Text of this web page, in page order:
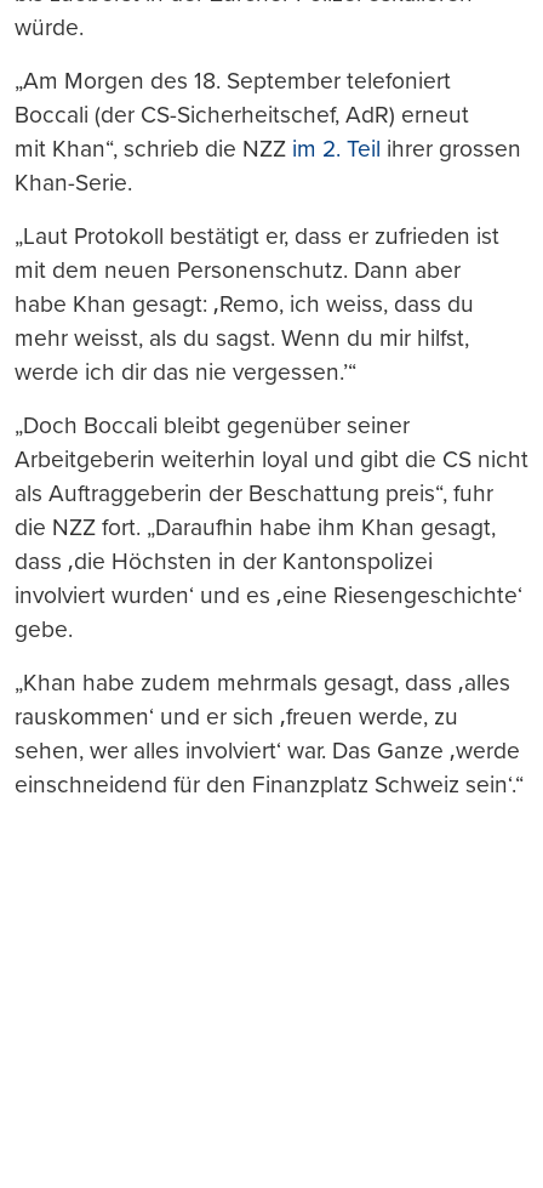
würde.
„Am Morgen des 18. September telefoniert
Boccali (der CS-Sicherheitschef, AdR) erneut
mit Khan“, schrieb die NZZ im 2. Teil ihrer grossen
Khan-Serie.
„Laut Protokoll bestätigt er, dass er zufrieden ist
mit dem neuen Personenschutz. Dann aber
habe Khan gesagt: ‚Remo, ich weiss, dass du
mehr weisst, als du sagst. Wenn du mir hilfst,
werde ich dir das nie vergessen.’“
„Doch Boccali bleibt gegenüber seiner
Arbeitgeberin weiterhin loyal und gibt die CS nicht
als Auftraggeberin der Beschattung preis“, fuhr
die NZZ fort. „Daraufhin habe ihm Khan gesagt,
dass ‚die Höchsten in der Kantonspolizei
involviert wurden‘ und es ‚eine Riesengeschichte‘
gebe.
„Khan habe zudem mehrmals gesagt, dass ‚alles
rauskommen‘ und er sich ‚freuen werde, zu
sehen, wer alles involviert‘ war. Das Ganze ‚werde
einschneidend für den Finanzplatz Schweiz sein‘.“